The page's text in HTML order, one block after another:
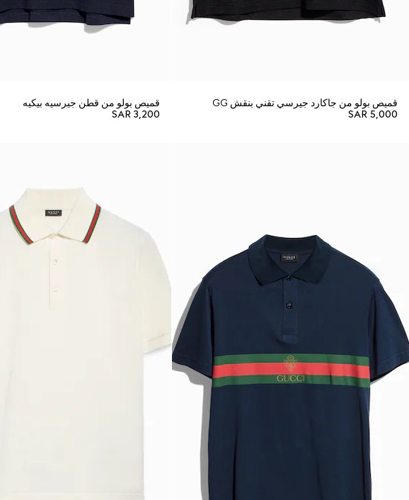
قميص بولو من جاكارد جيرسي تقني بنقش GG
SAR 5,000
قميص بولو من قطن جيرسيه بيكيه
SAR 3,200